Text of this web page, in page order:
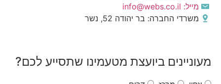
מייל: info@webs.co.il
משרדי החברה: בר יהודה 52, נשר
מעוניינים ביועצת מטעמינו שתסייע לכם?